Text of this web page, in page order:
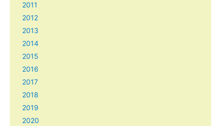
2011
2012
2013
2014
2015
2016
2017
2018
2019
2020